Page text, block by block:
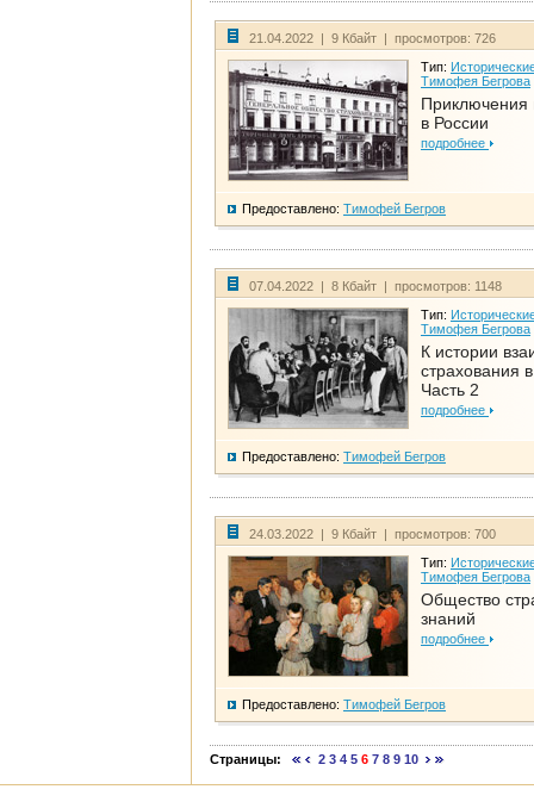
21.04.2022 | 9 Кбайт | просмотров: 726
Тип:
Тимофея Бегрова
Приключения
в России
подробнее
Предоставлено: Тимофей Бегров
07.04.2022 | 8 Кбайт | просмотров: 1148
Тип:
Тимофея Бегрова
К истории
страхования
Часть 2
подробнее
Предоставлено: Тимофей Бегров
24.03.2022 | 9 Кбайт | просмотров: 700
Тип:
Тимофея Бегрова
Общество
знаний
подробнее
Предоставлено: Тимофей Бегров
Страницы: 2 3 4 5 6 7 8 9 10